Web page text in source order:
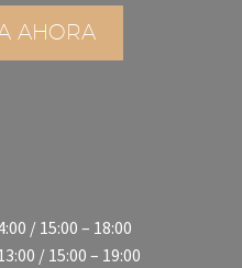
AHORA
/ 15:00 – 18:00
/ 15:00 – 19:00